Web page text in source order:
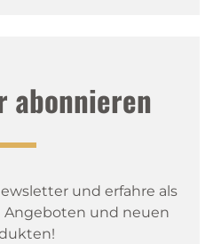
abonnieren
und erfahre als
Angeboten und neuen